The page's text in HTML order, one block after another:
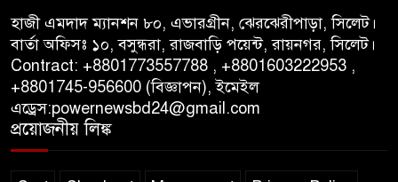
প্রেসক্লাবে বিশ্ব মুক্ত গণমাধ্যম
দিবসে সমালোচনা
সিলেটে ব্যাডমিন্টন তারকাদের
সংবর্ধনা, সাফল্যের আড়ালে উঠে
১০
হাজী এমদাদ ম্যানশন ৮০, এভারগ্রীন, ঝেরঝেরীপাড়া, সিলেট।
বার্তা অফিসঃ ১০, বসুন্ধরা, রাজবাড়ি পয়েন্ট, রায়নগর, সিলেট।
Contract: +8801773557788 , +8801603222953 ,
+8801745-956600 (বিজ্ঞাপন), ইমেইল
এড্রেস:powernewsbd24@gmail.com
প্রয়োজনীয় লিঙ্ক